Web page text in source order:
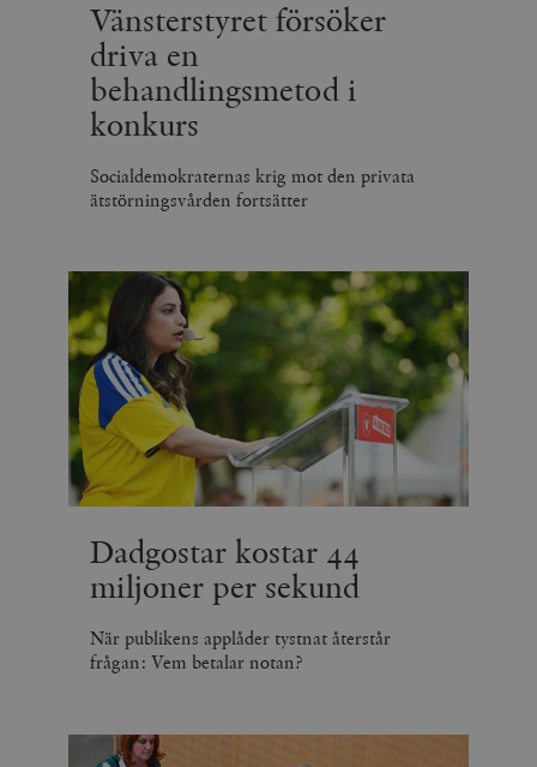
Vänsterstyret försöker
driva en
behandlingsmetod i
konkurs
Socialdemokraternas krig mot den privata
ätstörningsvården fortsätter
Dadgostar kostar 44
miljoner per sekund
När publikens applåder tystnat återstår
frågan: Vem betalar notan?